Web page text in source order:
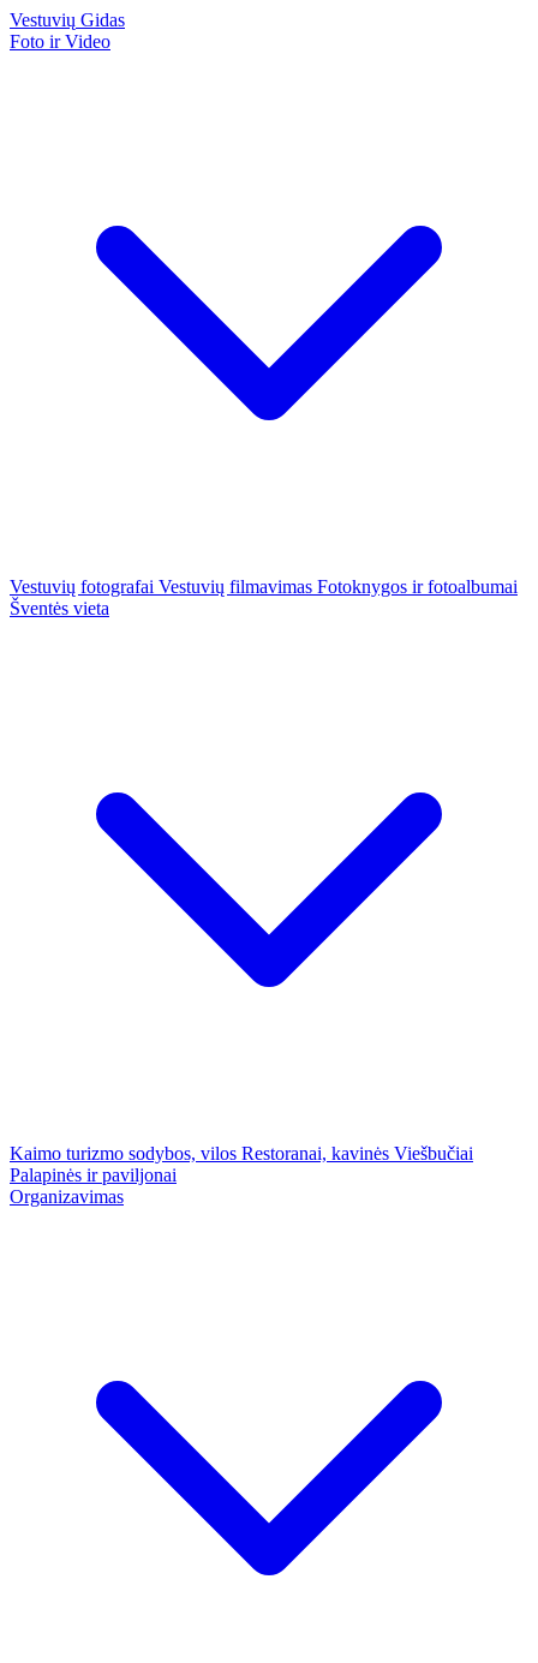
Vestuvių Gidas
Foto ir Video
Vestuvių fotografai Vestuvių filmavimas Fotoknygos ir fotoalbumai
Šventės vieta
Kaimo turizmo sodybos, vilos Restoranai, kavinės Viešbučiai
Palapinės ir paviljonai
Organizavimas